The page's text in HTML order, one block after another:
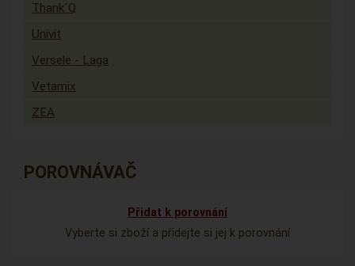
Thank´Q
Univit
Versele - Laga
Vetamix
ZEA
POROVNÁVAČ
Přidat k porovnání
Vyberte si zboží a přidejte si jej k porovnání